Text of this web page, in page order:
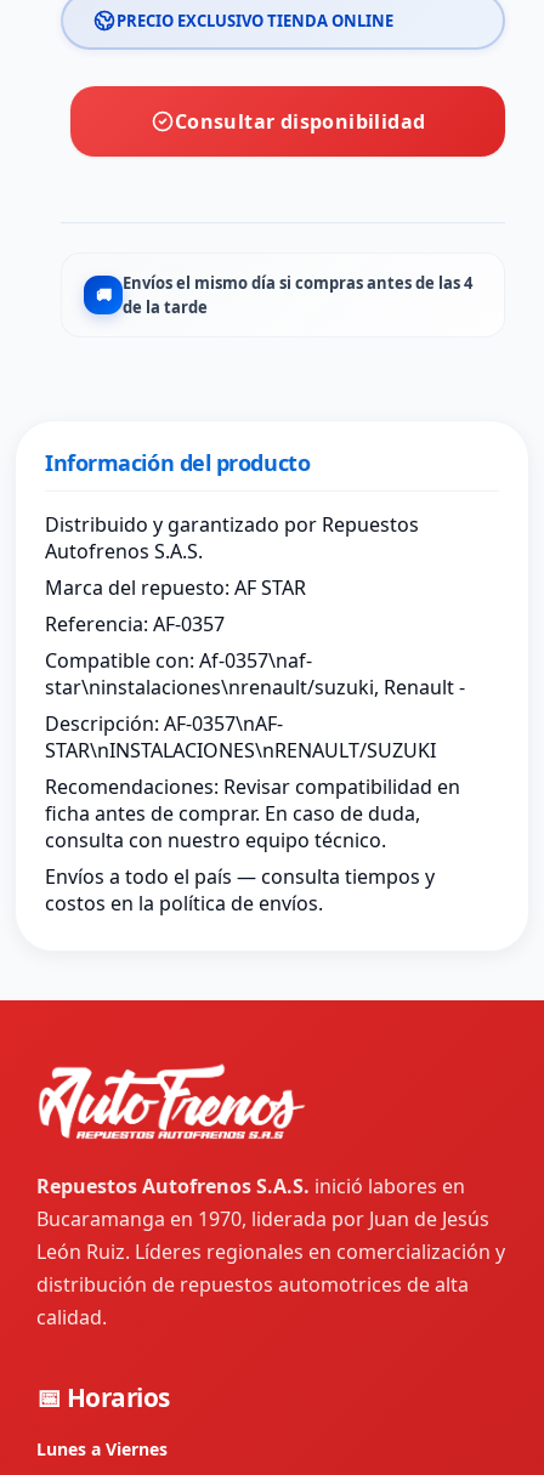
PRECIO EXCLUSIVO TIENDA ONLINE
Consultar disponibilidad
🚚
Envíos el mismo día si compras antes de las 4
de la tarde
Información del producto
Distribuido y garantizado por Repuestos
Autofrenos S.A.S.
Marca del repuesto: AF STAR
Referencia: AF-0357
Compatible con: Af-0357\naf-
star\ninstalaciones\nrenault/suzuki, Renault -
Descripción: AF-0357\nAF-
STAR\nINSTALACIONES\nRENAULT/SUZUKI
Recomendaciones: Revisar compatibilidad en
ficha antes de comprar. En caso de duda,
consulta con nuestro equipo técnico.
Envíos a todo el país — consulta tiempos y
costos en la política de envíos.
Repuestos Autofrenos S.A.S. inició labores en
Bucaramanga en 1970, liderada por Juan de Jesús
León Ruiz. Líderes regionales en comercialización y
distribución de repuestos automotrices de alta
calidad.
📅 Horarios
Lunes a Viernes